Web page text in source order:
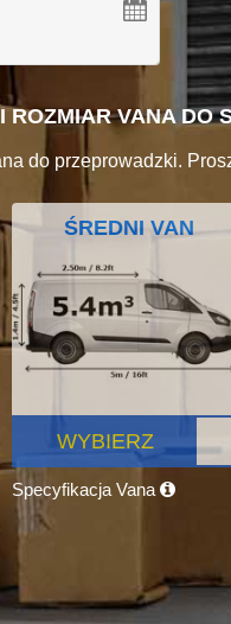
VANA DO
do przeprowadzki.
ŚREDNI VAN
WYBIERZ
Specyfikacja Vana